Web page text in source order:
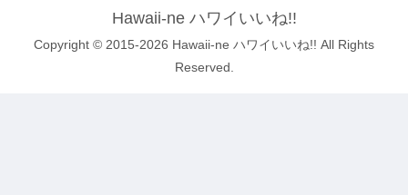
Hawaii-ne ハワイいいね!!
Copyright © 2015-2026 Hawaii-ne ハワイいいね!! All Rights
Reserved.